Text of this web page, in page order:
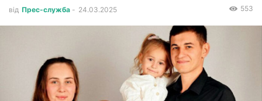
від Прес-служба - 24.03.2025 553